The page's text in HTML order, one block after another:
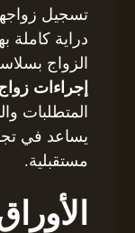
تسجيل
دراية كاملة
الزواج
إجراءات
المتطلبات
يساعد في
مستقبلية.